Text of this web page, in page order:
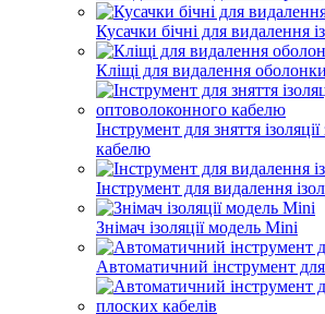
Кусачки бічні для видалення
Кліщі для видалення оболонки
Інструмент для зняття
кабелю
Інструмент для видалення
Знімач ізоляції модель Mini
Автоматичний інструмент для